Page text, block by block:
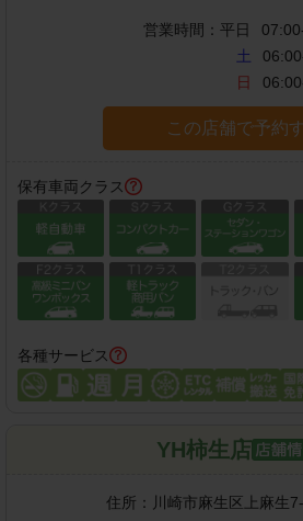
営業時間： 平日
土
日
この店舗で予約
保有車両クラス
各種サービス
YH柿生店
住所： 川崎市麻生区上麻生